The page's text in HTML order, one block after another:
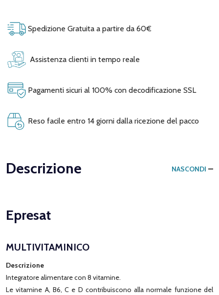
Spedizione Gratuita a partire da 60€
Assistenza clienti in tempo reale
Pagamenti sicuri al 100% con decodificazione SSL
Reso facile entro 14 giorni dalla ricezione del pacco
Descrizione NASCONDI
Epresat
MULTIVITAMINICO
Descrizione
Integratore alimentare con 8 vitamine.
Le vitamine A, B6, C e D contribuiscono alla normale funzione del